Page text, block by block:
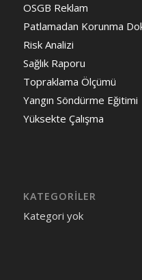
OSGB Reklam
Patlamadan Korunma
Risk Analizi
Sağlık Raporu
Topraklama Ölçümü
Yangın Söndürme Eğitimi
Yüksekte Çalışma
KATEGORILER
Kategori yok